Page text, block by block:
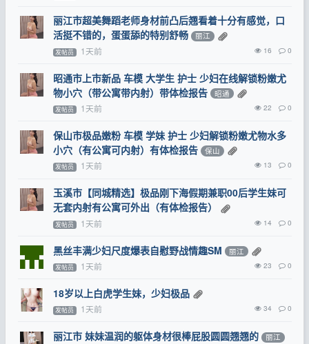
丽江市超美舞蹈老师身材前凸后翘看着十分有感觉，口
活挺不错的，蛋蛋舔的特别舒畅
丽江
发帖员 1天前 16 0
昭通市上市新品 车模 大学生 护士 少妇在线解锁粉嫩尤
物小穴（带公寓带内射）带体检报告
昭通
发帖员 1天前 22 0
保山市极品嫩粉 车模 学妹 护士 少妇解锁粉嫩尤物水多
小穴（有公寓可内射）有体检报告
保山
发帖员 1天前 13 0
玉溪市【同城精选】极品刚下海假期兼职00后学生妹可
无套内射有公寓可外出（有体检报告）
发帖员 1天前 14 0
黑丝丰满少妇尺度爆表自慰野战情趣SM 丽江
发帖员 1天前 23 0
18岁以上白虎学生妹，少妇极品
发帖员 1天前 34 0
丽江市 妹妹温润的躯体身材很棒屁股圆圆翘翘的 丽江